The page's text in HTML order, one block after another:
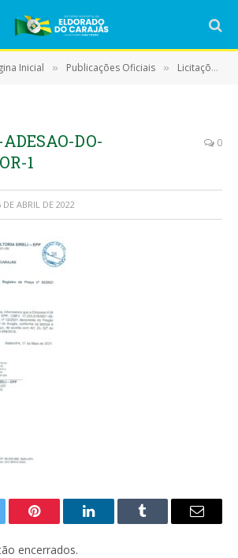
Inicial » Publicações Oficiais » Licitações
DO-
1
0
DE ABRIL DE 2022
Pinterest LinkedInTumblr
E-
encerrados.